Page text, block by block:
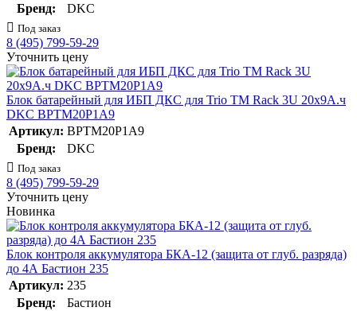
Бренд:
DKC
Под заказ
8 (495) 799-59-29
Уточнить цену
Блок батарейный для ИБП ДКС для Trio TM Rack 3U 20х9А.ч
DKC BPTM20P1A9
Артикул: BPTM20P1A9
Бренд:
DKC
Под заказ
8 (495) 799-59-29
Уточнить цену
Новинка
Блок контроля аккумулятора БКА-12 (защита от глуб. разряда)
до 4А Бастион 235
Артикул: 235
Бренд:
Бастион